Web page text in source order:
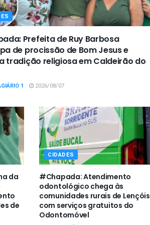
Prefeita de Ruy Barbosa
de procissão de Bom Jesus e
tradição religiosa em Caldeirão do
1 2026/08/07
da
de
CIDADES
#Chapada: Atendimento
odontológico chega às
comunidades rurais de Lençóis
com serviços gratuitos do
Odontomóvel